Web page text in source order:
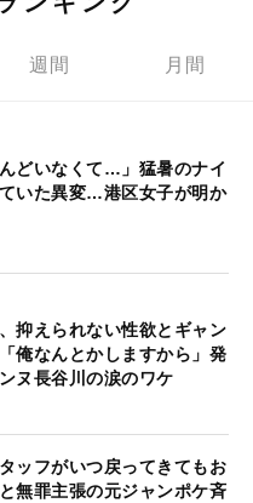
週間 月間
んどいなくて…」猛暑のナイ
いた異変…港区女子が明か
抑えられない性欲とギャン
俺なんとかしますから」発
ヌ長谷川の涙のワケ
ッフがいつ戻ってきてもお
無罪主張の元ジャンポケ斉